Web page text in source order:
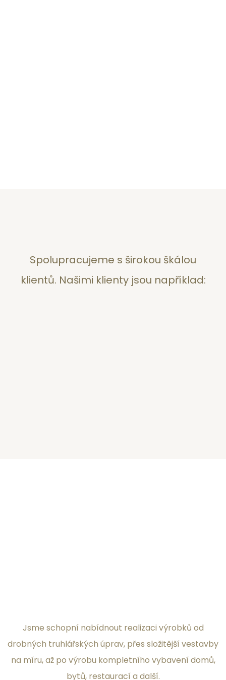
Spolupracujeme s širokou škálou
klientů. Našimi klienty jsou například:
Jsme schopní nabídnout realizaci výrobků od
drobných truhlářských úprav, přes složitější vestavby
na míru, až po výrobu kompletního vybavení domů,
bytů, restaurací a další.